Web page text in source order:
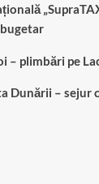
– plimbări pe
Dunării – sejur